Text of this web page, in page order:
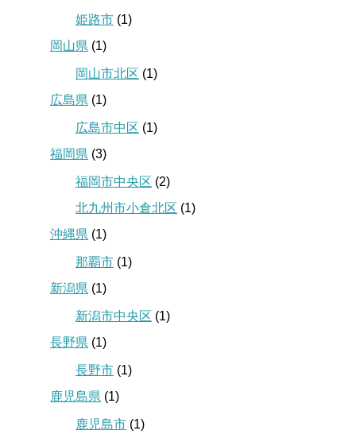
姫路市 (1)
岡山県 (1)
岡山市北区 (1)
広島県 (1)
広島市中区 (1)
福岡県 (3)
福岡市中央区 (2)
北九州市小倉北区 (1)
沖縄県 (1)
那覇市 (1)
新潟県 (1)
新潟市中央区 (1)
長野県 (1)
長野市 (1)
鹿児島県 (1)
鹿児島市 (1)